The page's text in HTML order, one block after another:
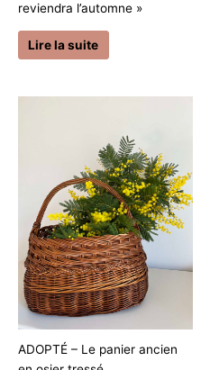
reviendra l’automne »
Lire la suite
ADOPTÉ – Le panier ancien